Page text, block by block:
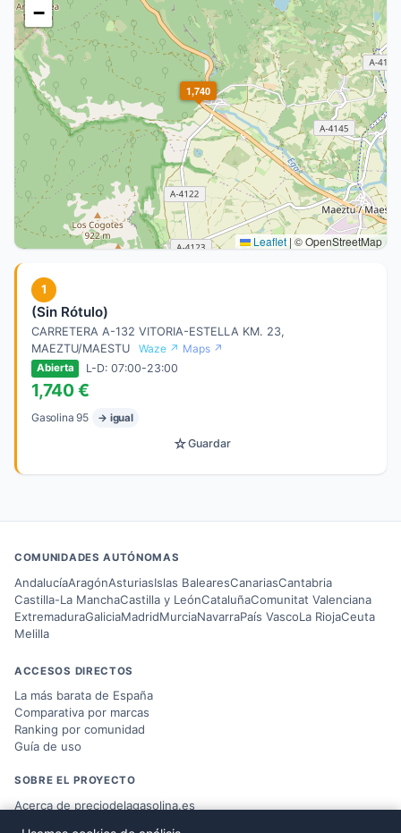
1,740
−
Leaflet | © OpenStreetMap
1
(Sin Rótulo)
CARRETERA A-132 VITORIA-ESTELLA KM. 23,
MAEZTU/MAESTU
Waze ↗ Maps ↗
Abierta L-D: 07:00-23:00
1,740 €
Gasolina 95 → igual
☆Guardar
COMUNIDADES AUTÓNOMAS
AndalucíaAragónAsturiasIslas BalearesCanariasCantabria
Castilla-La ManchaCastilla y LeónCataluñaComunitat Valenciana
ExtremaduraGaliciaMadridMurciaNavarraPaís VascoLa RiojaCeuta
Melilla
ACCESOS DIRECTOS
La más barata de España
Comparativa por marcas
Ranking por comunidad
Guía de uso
SOBRE EL PROYECTO
Acerca de preciodelagasolina.es